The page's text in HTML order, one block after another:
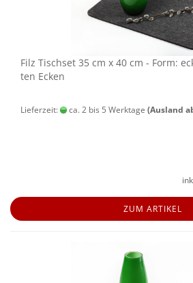
Filz Tisch­set 35 cm x 40 cm - Form:
ten Ecken
Lieferzeit: ca. 2 bis 5 Werktage (Ausland
ZUM ARTIKEL